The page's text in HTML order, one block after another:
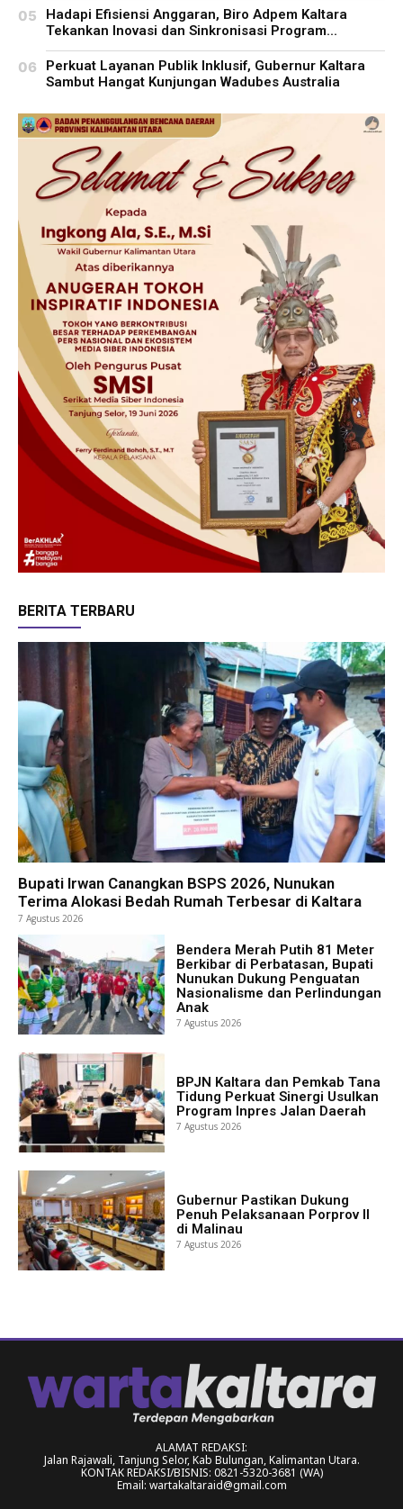
Hadapi Efisiensi Anggaran, Biro Adpem Kaltara
Tekankan Inovasi dan Sinkronisasi Program...
Perkuat Layanan Publik Inklusif, Gubernur Kaltara
Sambut Hangat Kunjungan Wadubes Australia
BERITA TERBARU
Bupati Irwan Canangkan BSPS 2026, Nunukan
Terima Alokasi Bedah Rumah Terbesar di Kaltara
7 Agustus 2026
Bendera Merah Putih 81 Meter
Berkibar di Perbatasan, Bupati
Nunukan Dukung Penguatan
Nasionalisme dan Perlindungan
Anak
7 Agustus 2026
BPJN Kaltara dan Pemkab Tana
Tidung Perkuat Sinergi Usulkan
Program Inpres Jalan Daerah
7 Agustus 2026
Gubernur Pastikan Dukung
Penuh Pelaksanaan Porprov II
di Malinau
7 Agustus 2026
ALAMAT REDAKSI:
Jalan Rajawali, Tanjung Selor, Kab Bulungan, Kalimantan Utara.
KONTAK REDAKSI/BISNIS: 0821-5320-3681 (WA)
Email: wartakaltaraid@gmail.com